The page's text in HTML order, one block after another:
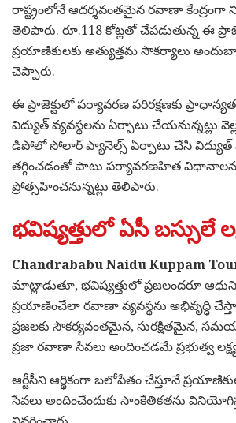
రాష్ట్రంలోనే ఆదర్శవంతమైన రవాణా కేంద్రంగా
తెలిపారు. రూ.118 కోట్లతో చేపడుతున్న ఈ
ప్రయాణికులకు అత్యుత్తమ సౌకర్యాలు
చెప్పారు.
ఈ ప్రాజెక్టులో పర్యావరణ పరిరక్షణకు
విద్యుత్ వ్యవస్థలను ఏర్పాటు చేయనున్నట్లు
డిపోలో సోలార్ ప్యానెల్స్ ఏర్పాటు చేసి
తగ్గించడంతో పాటు పర్యావరణహిత
ప్రోత్సహించనున్నట్లు తెలిపారు.
భవిష్యత్తులో ఏసీ బస్సులే
Chandrababu Naidu Kuppam
మాట్లాడుతూ, భవిష్యత్తులో ప్రజలందరూ
ప్రయాణించేలా రవాణా వ్యవస్థను అభివృద్ధి
ప్రజలకు సౌకర్యవంతమైన, సురక్షితమైన,
ప్రజా రవాణా సేవలు అందించడమే ప్రభుత్వ
ఆర్టీసీని ఆర్థికంగా బలోపేతం చేస్తూనే
సేవలు అందించేందుకు సాంకేతికతను